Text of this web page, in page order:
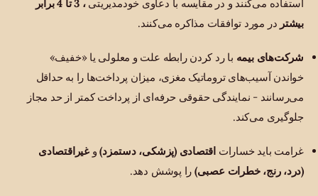
استفاده می‌کنند و در مقایسه با دعاوی خودمدیریتی
، 3 تا 4 برابر
بیشتر در مورد توافقات مذاکره می‌کنند.
شرکت‌های بیمه با رد کردن رابطه علت و معلولی یا «خفیف»
خواندن آسیب‌های تروماتیک مغزی، میزان پرداخت‌ها را به حداقل
می‌رسانند - نمایندگی حقوقی حرفه‌ای از پرداخت کمتر از حد مجاز
جلوگیری می‌کند.
غرامت باید خسارات اقتصادی (پزشکی، دستمزد)وغیراقتصادی
(درد، رنج، خطرات عصبی) را پوشش دهد.